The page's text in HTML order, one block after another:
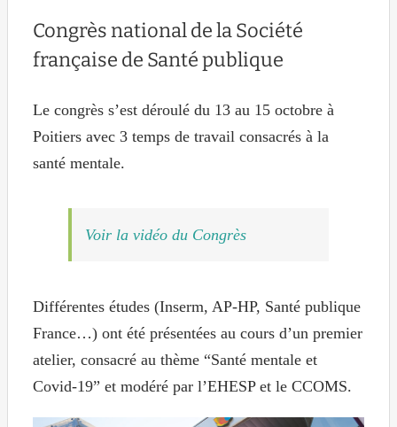
Congrès national de la Société
française de Santé publique
Le congrès s’est déroulé du 13 au 15 octobre à
Poitiers avec 3 temps de travail consacrés à la
santé mentale.
Voir la vidéo du Congrès
Différentes études (Inserm, AP-HP, Santé publique
France…) ont été présentées au cours d’un premier
atelier, consacré au thème “Santé mentale et
Covid-19” et modéré par l’EHESP et le CCOMS.